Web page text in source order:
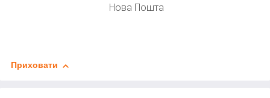
Нова Пошта
Приховати